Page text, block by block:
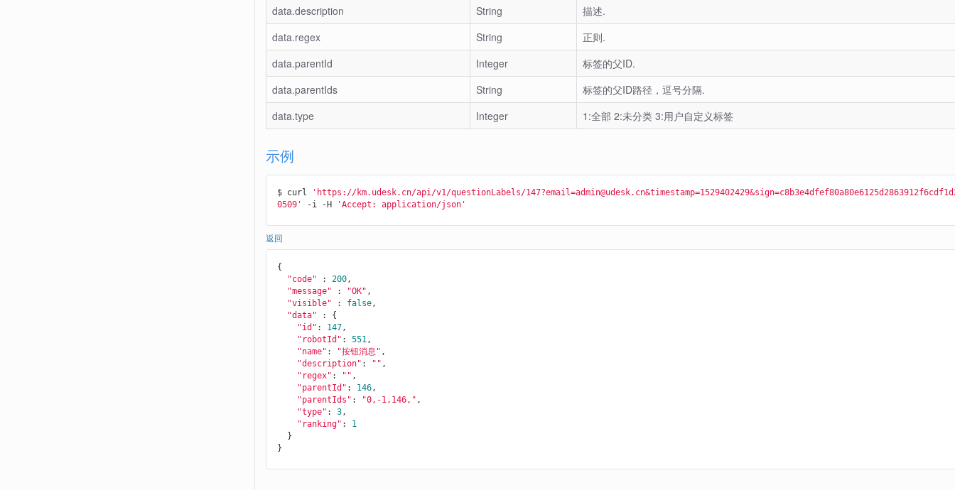
data.description
String
描述.
data.regex
String
正则.
data.parentId
Integer
标签的父ID.
data.parentIds
String
标签的父ID路径，逗号分隔.
data.type
Integer 1:全部 2:未分类 3:用户自定义标签
示例
$ curl
'https://km.udesk.cn/api/v1/questionLabels/
0509'
-i -H 'Accept: application/json'
返回
{
"code" : 200 ,
"message" : "OK" ,
"visible" : false ,
"data" : {
"id" : 147 ,
"robotId" : 551 ,
"name" : "按钮消息" ,
"description" : "" ,
"regex" : "" ,
"parentId" : 146 ,
"parentIds" : "0,-1,146," ,
"type" : 3 ,
"ranking" : 1